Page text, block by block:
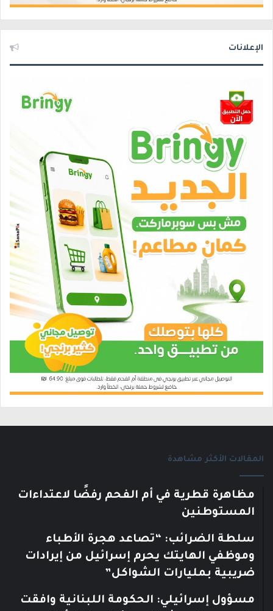
الإعلانات
المقالات الأكثر مشاهدة
مظاهرة قطرية في أم الفحم رفضًا لاعتداءات
المستوطنين
سلطة الضرائب: “تصاعد هجرة الأطباء
وموظفي الهايتك يحرم إسرائيل من إيرادات
ضريبية بمليارات الشواكل”
مسؤول إسرائيلي: الحكومة اللبنانية وافقت